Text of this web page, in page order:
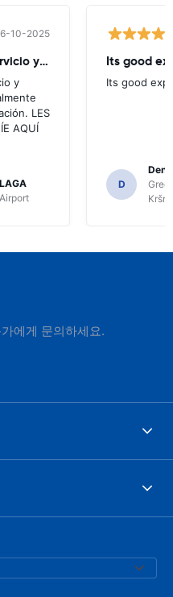
10-2025
Desconociendo vuestro servicio y existencia
y
LES
AQUÍ
Its good
Its good
D
에게 문의하세요.